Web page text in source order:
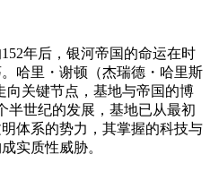
年后，银河帝国的命运在时
哈里・谢顿（杰瑞德・哈里斯
向关键节点，基地与帝国的博
世纪的发展，基地已从最初
体系的势力，其掌握的科技与
实质性威胁。